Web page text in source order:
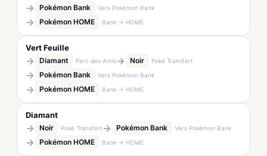
→ Pokémon Bank Vers Pokémon Bank
→ Pokémon HOME Bank → HOME
Vert Feuille
→ Diamant Parc des Amis→ Noir Poké Transfert
→ Pokémon Bank Vers Pokémon Bank
→ Pokémon HOME Bank → HOME
Diamant
→ Noir Poké Transfert → Pokémon Bank Vers Pokémon Bank
→ Pokémon HOME Bank → HOME